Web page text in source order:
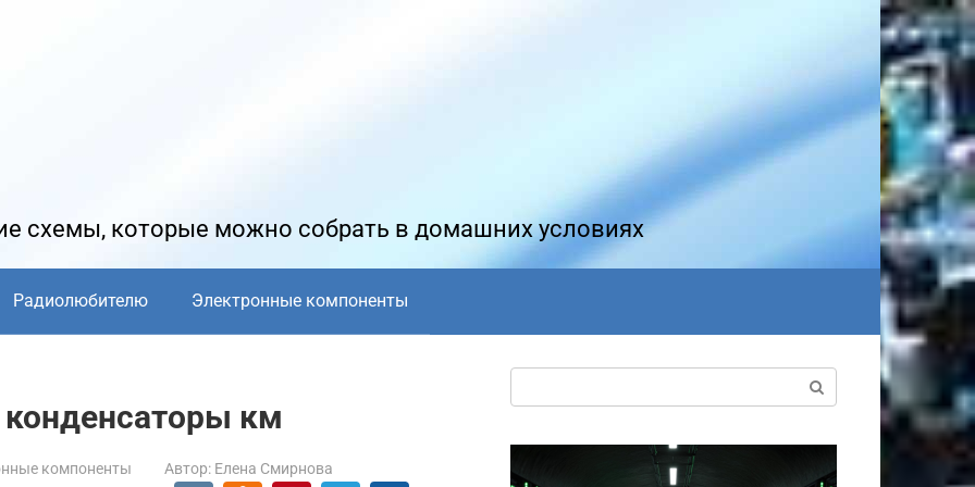
схемы, которые можно собрать в домашних условиях
Радиолюбителю Электронные компоненты
конденсаторы км
компоненты Автор: Елена Смирнова